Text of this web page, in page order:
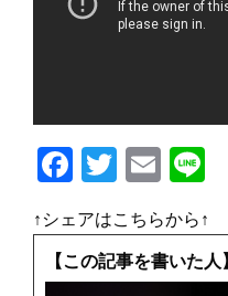
F
c
e
T
w
it
te
E
m
ai
l
e
↑シェアはこちらから↑
【この記事を書いた人】